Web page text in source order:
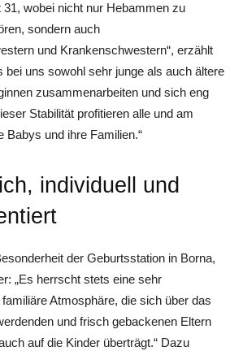
31, wobei nicht nur Hebammen zu
sondern auch
und Krankenschwestern“, erzählt
bei uns sowohl sehr junge als auch ältere
zusammenarbeiten und sich eng
Stabilität profitieren alle und am
Babys und ihre Familien.“
individuell und
der Geburtsstation in Borna,
„Es herrscht stets eine sehr
Atmosphäre, die sich über das
und frisch gebackenen Eltern
auf die Kinder überträgt.“ Dazu